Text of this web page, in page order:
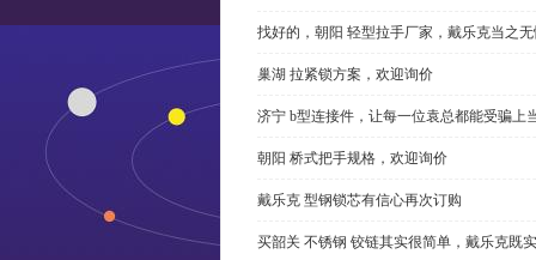
找好的，朝阳 轻型拉手厂家，戴乐克当之
巢湖 拉紧锁方案，欢迎询价
济宁 b型连接件，让每一位袁总都能受骗上
朝阳 桥式把手规格，欢迎询价
戴乐克 型钢锁芯有信心再次订购
买韶关 不锈钢 铰链其实很简单，戴乐克既